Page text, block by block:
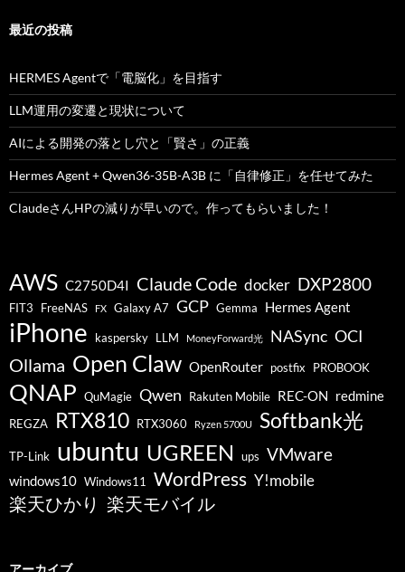
最近の投稿
HERMES Agentで「電脳化」を目指す
LLM運用の変遷と現状について
AIによる開発の落とし穴と「賢さ」の正義
Hermes Agent + Qwen36-35B-A3B に「自律修正」を任せてみた
ClaudeさんHPの減りが早いので。作ってもらいました！
AWS C2750D4I Claude Code docker DXP2800
FIT3 FreeNAS FX Galaxy A7 GCP Gemma Hermes Agent
iPhone kaspersky LLM MoneyForward光 NASync OCI
Ollama Open Claw OpenRouter postfix PROBOOK
QNAP QuMagie Qwen Rakuten Mobile REC-ON redmine
REGZA RTX810 RTX3060 Ryzen 5700U Softbank光
TP-Link ubuntu UGREEN ups VMware
windows10 Windows11 WordPress Y!mobile
楽天ひかり 楽天モバイル